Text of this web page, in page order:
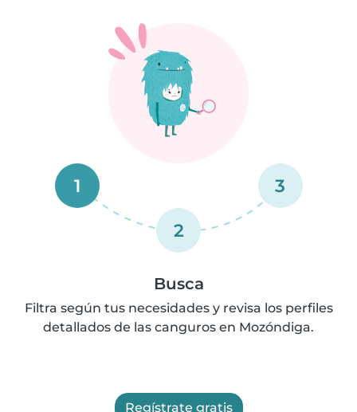
1
2
3
Busca
Filtra según tus necesidades y revisa los perfiles
detallados de las canguros en Mozóndiga.
Regístrate gratis